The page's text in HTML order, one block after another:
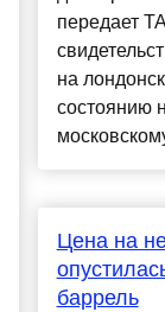
передает
на
состоянию
Цена на
баррель